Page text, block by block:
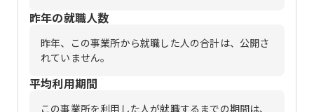
昨年の就職人数
昨年、この事業所から就職した人の合計は、公開さ
れていません。
平均利用期間
この事業所を利用した人が就職するまでの期間は、